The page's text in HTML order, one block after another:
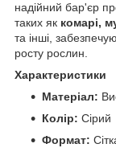
надійний бар'єр
таких як комарі,
та інші,
росту рослин.
Характеристики
Матеріал:
Колір: Сірий
Формат: